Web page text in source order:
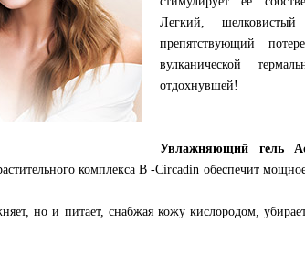
Легкий,
препятствующий
вулканической
отдохнувшей!
Увлажняющий гель
комплекса B -Circadin обеспечит
но и питает, снабжая кожу кислородом,